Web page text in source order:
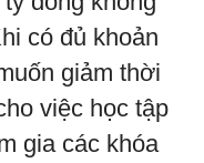
có đủ khoản
giảm thời
việc học tập
gia các khóa